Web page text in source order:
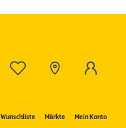
Wunschliste Märkte Mein Konto